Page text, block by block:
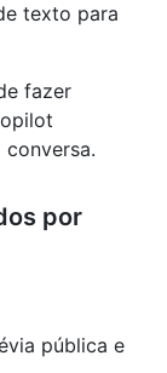
texto para
fazer
por
pública e